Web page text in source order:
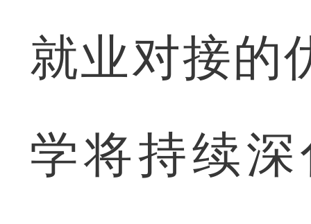
就业对接的
学将持续